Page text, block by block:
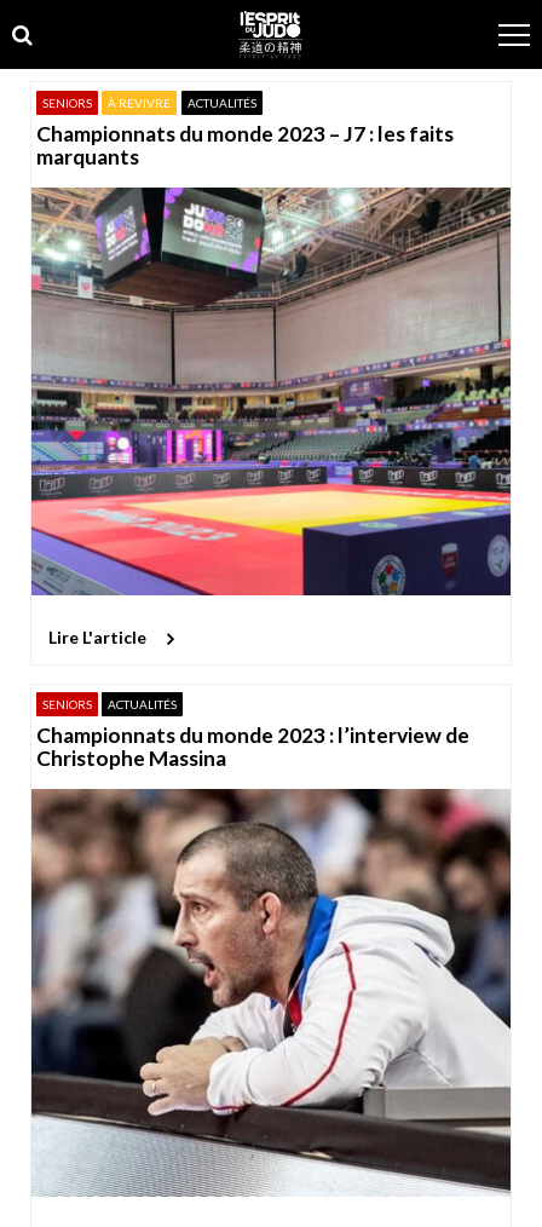
to
navigation
to
content
SENIORS À REVIVRE ACTUALITÉS
Championnats du monde 2023 – J7 : les faits
marquants
Lire L'article
SENIORS ACTUALITÉS
Championnats du monde 2023 : l’interview de
Christophe Massina